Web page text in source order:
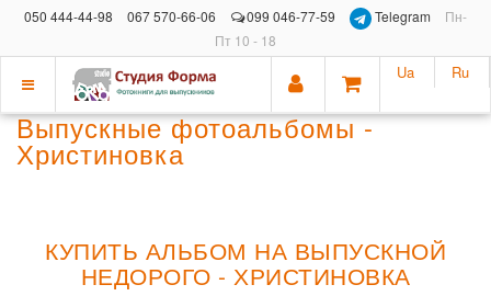
050 444-44-98 067 570-66-06 099 046-77-59 Telegram
Пн-
Пт 10 - 18
Показать
меню
Ua Ru
Выпускные фотоальбомы -
Христиновка
КУПИТЬ АЛЬБОМ НА ВЫПУСКНОЙ
НЕДОРОГО - ХРИСТИНОВКА